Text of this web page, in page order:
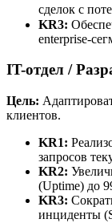
сделок с
KR3:
enterprise-
IT-отдел /
Цель:
клиентов.
KR1:
запросов
KR2:
(Uptime) до
KR3:
инциденты